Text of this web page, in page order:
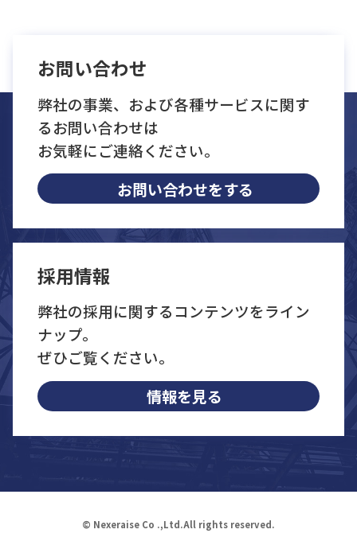
お問い合わせ
弊社の事業、および各種サービスに関す
るお問い合わせは
お気軽にご連絡ください。
お問い合わせをする
採用情報
弊社の採用に関するコンテンツをライン
ナップ。
ぜひご覧ください。
情報を見る
© Nexeraise Co .,Ltd.All rights reserved.